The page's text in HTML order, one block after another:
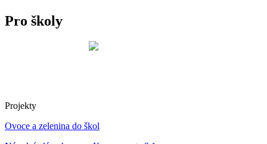
Pro školy
Projekty
Ovoce a zelenina do škol